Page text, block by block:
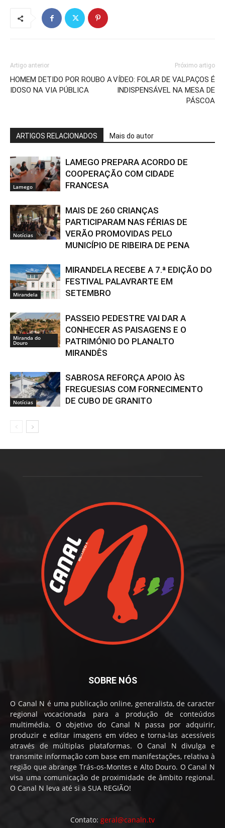
Artigo anterior
HOMEM DETIDO POR ROUBO A
IDOSO NA VIA PÚBLICA
Próximo artigo
VÍDEO: FOLAR DE VALPAÇOS É
INDISPENSÁVEL NA MESA DE
PÁSCOA
ARTIGOS RELACIONADOS Mais do autor
Lamego
LAMEGO PREPARA ACORDO DE
COOPERAÇÃO COM CIDADE
FRANCESA
Notícias
MAIS DE 260 CRIANÇAS
PARTICIPARAM NAS FÉRIAS DE
VERÃO PROMOVIDAS PELO
MUNICÍPIO DE RIBEIRA DE PENA
Mirandela
MIRANDELA RECEBE A 7.ª EDIÇÃO DO
FESTIVAL PALAVRARTE EM
SETEMBRO
Miranda do
Douro
PASSEIO PEDESTRE VAI DAR A
CONHECER AS PAISAGENS E O
PATRIMÓNIO DO PLANALTO
MIRANDÊS
Notícias
SABROSA REFORÇA APOIO ÀS
FREGUESIAS COM FORNECIMENTO
DE CUBO DE GRANITO
SOBRE NÓS
O Canal N é uma publicação online, generalista, de caracter
regional vocacionada para a produção de conteúdos
multimédia. O objetivo do Canal N passa por adquirir,
produzir e editar imagens em vídeo e torna-las acessíveis
através de múltiplas plataformas. O Canal N divulga e
transmite informação com base em manifestações, relativa à
região que abrange Trás-os-Montes e Alto Douro. O Canal N
visa uma comunicação de proximidade de âmbito regional.
O Canal N leva até si a SUA REGIÃO!
Contato: geral@canaln.tv